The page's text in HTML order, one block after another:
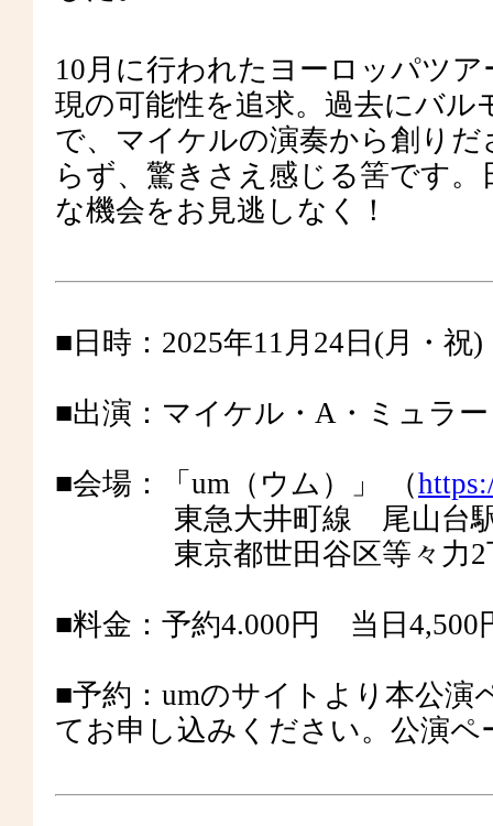
10月に行われたヨーロッパツ
現の可能性を追求。過去にバ
で、マイケルの演奏から創り
らず、驚きさえ感じる筈です
な機会をお見逃しなく！
■日時：2025年11月24日(月・
■出演：マイケル・A・ミュラ
■会場：「um（ウム）」 （
東急大井町線 尾山台駅
東京都世田谷区等々力2
■料金：予約4.000円 当日4,500
■予約：umのサイトより本公
てお申し込みください。公演ペ